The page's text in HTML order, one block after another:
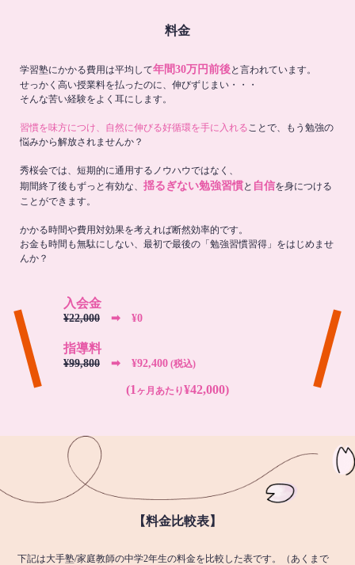
料金
学習塾にかかる費用は平均して年間30万円前後と言われています。
せっかく高い授業料を払ったのに、伸びずじまい・・・
そんな苦い経験をよく耳にします。
習慣を味方につけ、自然に伸びる好循環を手に入れる ことで、もう勉強の
悩みから解放されませんか？
秀桜会では、短期的に通用するノウハウではなく、
期間終了後もずっと有効な、 揺るぎない勉強習慣と 自信を身につける
ことができます。
かかる時間や費用対効果を考えれば断然効率的です。
お金も時間も無駄にしない、最初で最後の「勉強習慣習得」をはじめませ
んか？
入会金
¥22,000 ➡︎ ¥0
指導料
¥99,800 ➡︎ ¥92,400 (税込)
(1 ヶ月あたり¥42,000)
【料金比較表】
下記は大手塾/家庭教師の中学2年生の料金を比較した表です。（あくまで